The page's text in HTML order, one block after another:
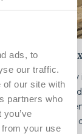
ads, to
our traffic.
of our site with
partners who
your use
po
se i do